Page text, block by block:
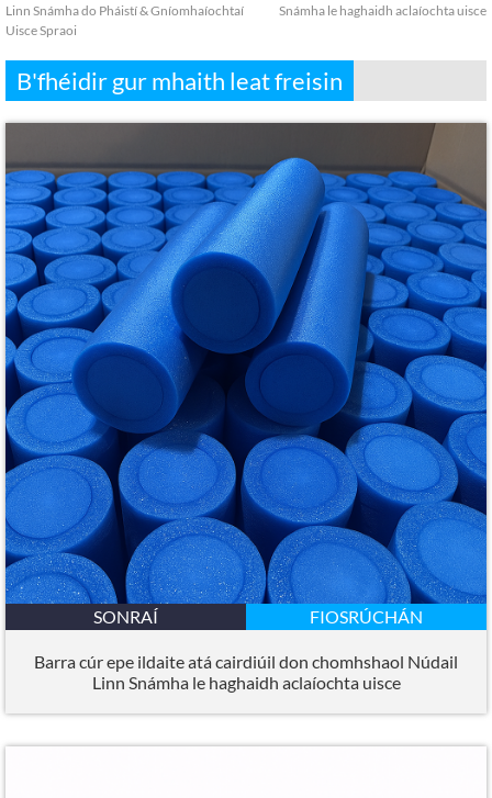
Linn Snámha do Pháistí & Gníomhaíochtaí
Uisce Spraoi
Snámha le haghaidh aclaíochta uisce
B'fhéidir gur mhaith leat freisin
SONRAÍ FIOSRÚCHÁN
Barra cúr epe ildaite atá cairdiúil don chomhshaol Núdail
Linn Snámha le haghaidh aclaíochta uisce